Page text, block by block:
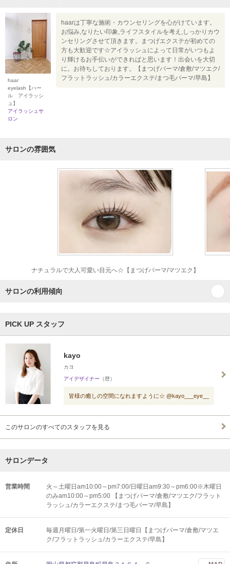
haar
eyelash【ハー
ル アイラッシ
ュ】
アイラッシュサ
ロン
haarは丁寧な施術・カウンセリングを心がけています。
お悩み,なりたい印象,ライフスタイルを考え,しっかりカウ
ンセリングさせて頂きます。まつげエクステが初めての
方も大歓迎です☆アイラッシュによって日常がいつもよ
り輝けるお手伝いができればと思います！出会いを大切
に。お待ちしております。【まつげパーマ/倉敷/マツエク/
フラットラッシュ/カラーエクステ/まつ毛パーマ/早島】
サロンの雰囲気
ナチュラルで大人可愛い目元へ☆【まつげパーマ/マツエク】
サロンの利用傾向
PICK UP スタッフ
kayo
カヨ
アイデザイナー （歴）
皆様の癒しの空間になれますように☆ @kayo___eye__
このサロンのすべてのスタッフを見る
サロンデータ
営業時間
火～土曜日am10:00～pm7:00/日曜日am9:30～pm6:00※木曜日
のみam10:00～pm5:00 【まつげパーマ/倉敷/マツエク/フラット
ラッシュ/カラーエクステ/まつ毛パーマ/早島】
定休日
毎週月曜日/第一火曜日/第三日曜日【まつげパーマ/倉敷/マツエ
ク/フラットラッシュ/カラーエクステ/早島】